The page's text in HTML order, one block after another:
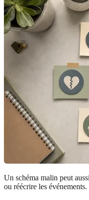
Un schéma malin peut
ou réécrire les